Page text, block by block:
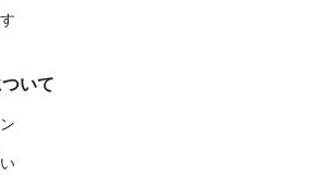
いて